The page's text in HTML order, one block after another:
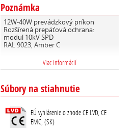
Poznámka
12W-40W prevádzkový príkon
Rozšírená prepäťová ochrana:
modul 10kV SPD
RAL 9023, Amber C
EnviLamp - brand svietidiel,
určených pre osvetlenie čo
prostrediu.
DarkSky - typová rada svietidiel,
ktoré majú minimalizovanú modrú
zložku vyžarovaného svetla a
optimalizovanú optiku
Viac informácií
Súbory na stiahnutie
EÚ vyhlásenie o zhode CE LVD, CE
EMC, (SK)